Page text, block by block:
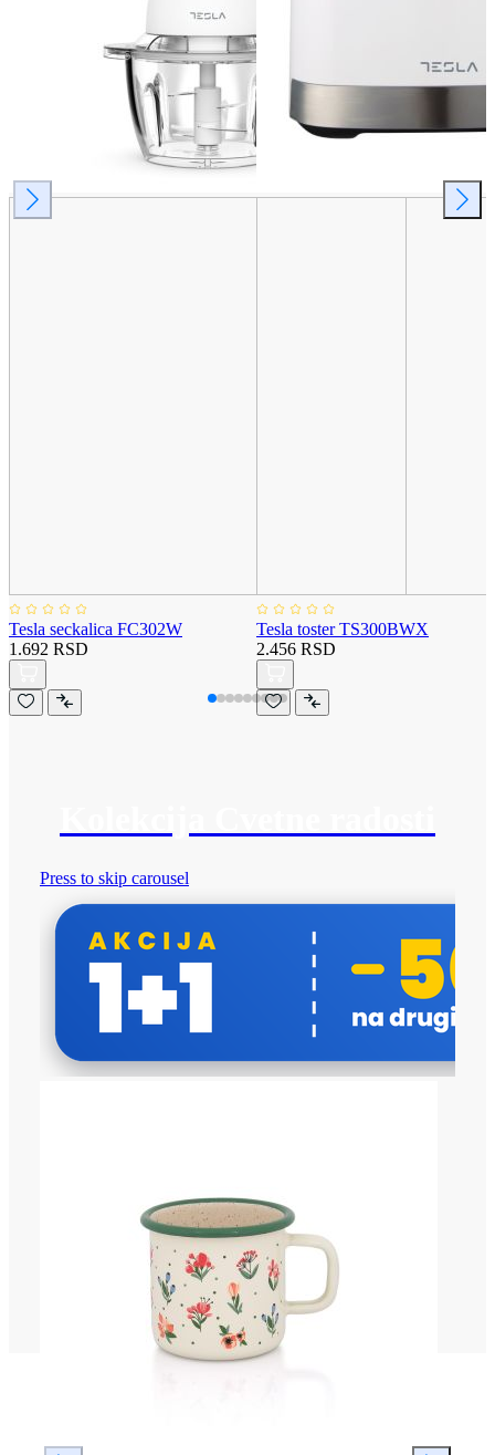
Tesla seckalica FC302W
1.692 RSD
Tesla toster TS300BWX
2.456 RSD
Press to skip carousel